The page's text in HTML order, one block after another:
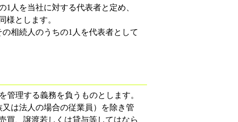
人を当社に対する代表者と定め、
様とします。
相続人のうちの1人を代表者として
理する義務を負うものとします。
は法人の場合の従業員）を除き管
買、譲渡若しくは貸与等してはなら